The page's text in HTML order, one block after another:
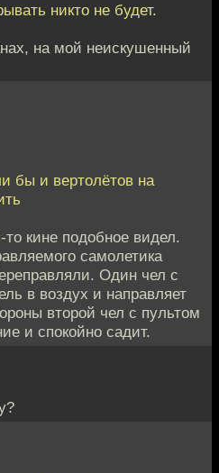
никто не будет.
на мой неискушенный
бы и вертолётов на
кине подобное видел.
самолетика
Один чел с
в воздух и направляет
второй чел с пультом
и спокойно садит.